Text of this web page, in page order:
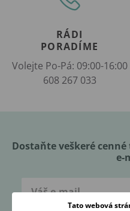
RÁDI
PORADÍME
Volejte Po-Pá: 09:00-16:00
608 267 033
Dostaňte veškeré
e-
Tato webová